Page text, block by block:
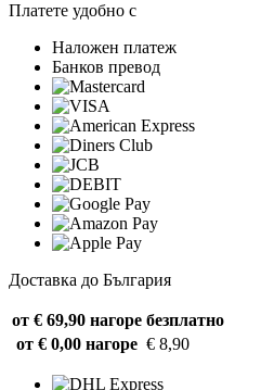
Платете удобно с
Наложен платеж
Банков превод
Доставка до България
от € 69,90 нагоре безплатно
от € 0,00 нагоре € 8,90